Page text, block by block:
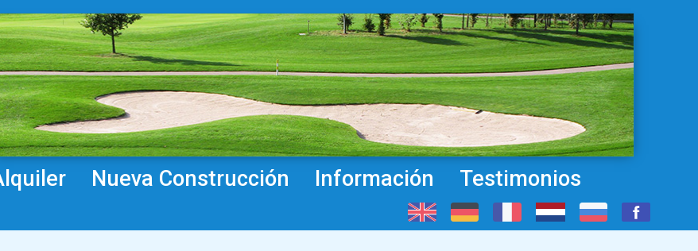
Nueva Construcción Información
Testimonios